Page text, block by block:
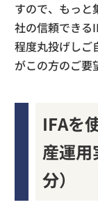
すので、もっと
社の信頼できる
程度丸投げしご
がこの方のご要
IFAを
産運
分）